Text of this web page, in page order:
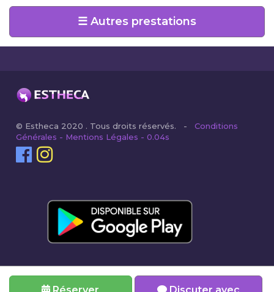
☰ Autres prestations
© Estheca 2020 . Tous droits réservés. -Conditions
Générales - Mentions Légales - 0.04s